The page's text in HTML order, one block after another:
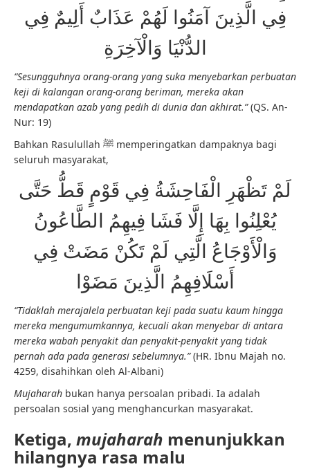
فِي الَّذِينَ آمَنُوا لَهُمْ عَذَابٌ أَلِيمٌ فِي
الدُّنْيَا وَالْآخِرَةِ
“Sesungguhnya orang-orang yang suka menyebarkan perbuatan
keji di kalangan orang-orang beriman, mereka akan
mendapatkan azab yang pedih di dunia dan akhirat.”(QS. An-
Nur: 19)
Bahkan Rasulullah ﷺ memperingatkan dampaknya bagi
seluruh masyarakat,
لَمْ تَظْهَرِ الْفَاحِشَةُ فِي قَوْمٍ قَطُّ حَتَّى
يُعْلِنُوا بِهَا إِلَّا فَشَا فِيهِمُ الطَّاعُونُ
وَالْأَوْجَاعُ الَّتِي لَمْ تَكُنْ مَضَتْ فِي
أَسْلَافِهِمُ الَّذِينَ مَضَوْا
“Tidaklah merajalela perbuatan keji pada suatu kaum hingga
mereka mengumumkannya, kecuali akan menyebar di antara
mereka wabah penyakit dan penyakit-penyakit yang tidak
pernah ada pada generasi sebelumnya.”(HR. Ibnu Majah no.
4259, disahihkan oleh Al-Albani)
Mujaharah bukan hanya persoalan pribadi. Ia adalah
persoalan sosial yang menghancurkan masyarakat.
Ketiga, mujaharah menunjukkan
hilangnya rasa malu